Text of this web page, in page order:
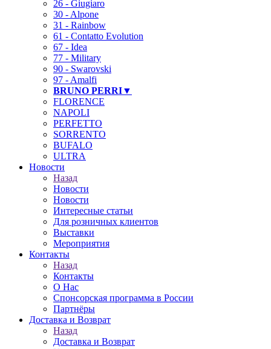
26 - Giugiaro
30 - Alpone
31 - Rainbow
61 - Contatto Evolution
67 - Idea
77 - Military
90 - Swarovski
97 - Amalfi
BRUNO PERRI▼
FLORENCE
NAPOLI
PERFETTO
SORRENTO
BUFALO
ULTRA
Новости
Назад
Новости
Новости
Интересные статьи
Для розничных клиентов
Выставки
Мероприятия
Контакты
Назад
Контакты
О Нас
Спонсорская программа в России
Партнёры
Доставка и Возврат
Назад
Доставка и Возврат